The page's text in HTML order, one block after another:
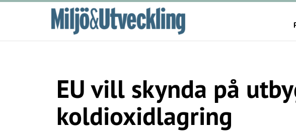
EU vill skynda på
koldioxidlagring